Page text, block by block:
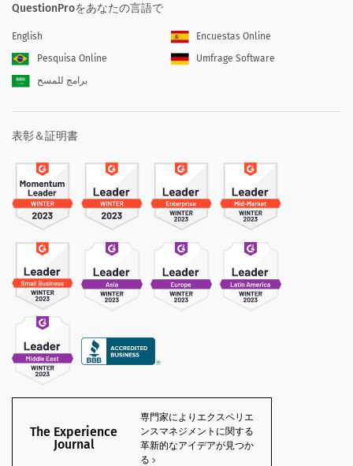
QuestionProをあなたの言語で
English
Encuestas Online
Pesquisa Online
Umfrage Software
برامج للمسح
表彰＆証明書
The Experience
Journal
専門家によりエクスペリエ
ンスマネジメントに関する
革新的なアイデアが見つか
る